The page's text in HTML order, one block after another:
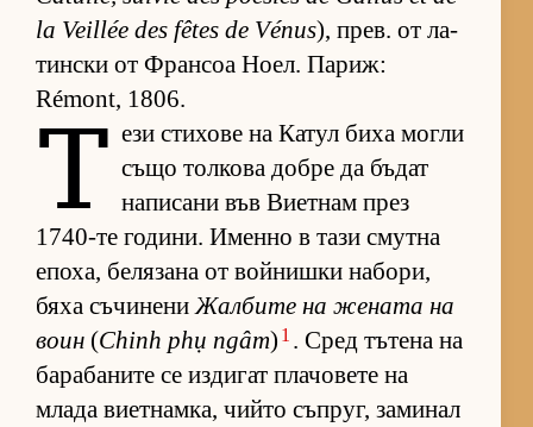
la Veillée des fêtes de Vénus), прев. от ла­
тин­ски от Фран­соа Но­ел. Па­риж:
Rémont, 1806.
Т ези сти­хове на Ка­тул биха могли
също тол­кова добре да бъ­дат
на­пи­сани във Ви­ет­нам през
1740-те го­ди­ни. Именно в тази смутна
епо­ха, бе­ля­зана от вой­нишки на­бо­ри,
бяха съ­чи­нени Жал­бите на же­ната на
воин (Chinh phụ ngâm) 1 . Сред тъ­тена на
ба­ра­ба­ните се из­ди­гат пла­чо­вете на
млада ви­ет­нам­ка, чийто съп­руг, за­ми­нал